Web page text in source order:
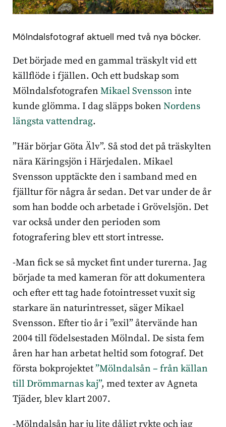
Mölndalsfotograf aktuell med två nya böcker.
Det började med en gammal träskylt vid ett
källflöde i fjällen. Och ett budskap som
Mölndalsfotografen Mikael Svensson inte
kunde glömma. I dag släpps boken Nordens
längsta vattendrag.
”Här börjar Göta Älv”. Så stod det på träskylten
nära Käringsjön i Härjedalen. Mikael
Svensson upptäckte den i samband med en
fjälltur för några år sedan. Det var under de år
som han bodde och arbetade i Grövelsjön. Det
var också under den perioden som
fotografering blev ett stort intresse.
-Man fick se så mycket fint under turerna. Jag
började ta med kameran för att dokumentera
och efter ett tag hade fotointresset vuxit sig
starkare än naturintresset, säger Mikael
Svensson. Efter tio år i ”exil” återvände han
2004 till födelsestaden Mölndal. De sista fem
åren har han arbetat heltid som fotograf. Det
första bokprojektet”Mölndalsån – från källan
till Drömmarnas kaj”, med texter av Agneta
Tjäder, blev klart 2007.
-Mölndalsån har ju lite dåligt rykte och jag